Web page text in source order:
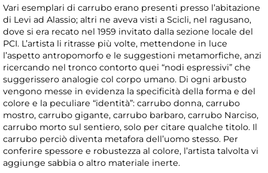
Vari esemplari di carrubo erano presenti presso l’abitazione
di Levi ad Alassio; altri ne aveva visti a Scicli, nel ragusano,
dove si era recato nel 1959 invitato dalla sezione locale del
PCI. L’artista li ritrasse più volte, mettendone in luce
l’aspetto antropomorfo e le suggestioni metamorfiche, anzi
ricercando nel tronco contorto quei “nodi espressivi” che
suggerissero analogie col corpo umano. Di ogni arbusto
vengono messe in evidenza la specificità della forma e del
colore e la peculiare “identità”: carrubo donna, carrubo
mostro, carrubo gigante, carrubo barbaro, carrubo Narciso,
carrubo morto sul sentiero, solo per citare qualche titolo. Il
carrubo perciò diventa metafora dell’uomo stesso. Per
conferire spessore e robustezza al colore, l’artista talvolta vi
aggiunge sabbia o altro materiale inerte.